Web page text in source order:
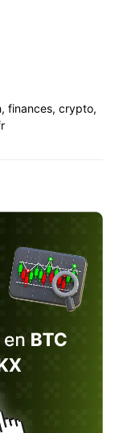
finances, crypto,